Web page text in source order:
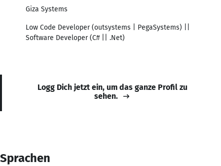
Giza Systems
Low Code Developer (outsystems | PegaSystems) ||
Software Developer (C# || .Net)
Logg Dich jetzt ein, um das ganze Profil zu
sehen.
Sprachen